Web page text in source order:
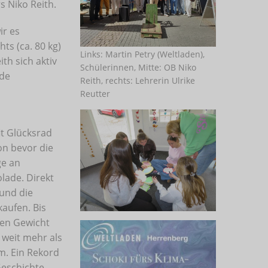
Niko Reith.
es
(ca. 80 kg)
sich aktiv
Glücksrad
bevor die
an
Direkt
die
Bis
Gewicht
mehr als
Ein Rekord
Links: Martin Petry (Weltladen),
Schülerinnen, Mitte: OB Niko
Reith, rechts: Lehrerin Ulrike
Reutter